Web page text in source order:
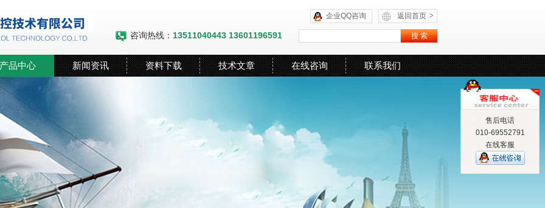
返回首页 >
企业QQ咨询
咨询热线： 13511040443 13601196591
品中心 新闻资讯 资料下载 技术文章 在线咨询 联系我们
售后电话
010-69552791
在线客服